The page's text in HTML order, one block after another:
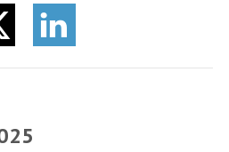
studie’
leergang
voor